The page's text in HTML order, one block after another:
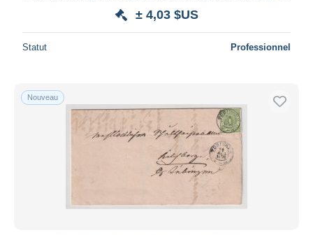
± 4,03 $US
Statut Professionnel
Nouveau